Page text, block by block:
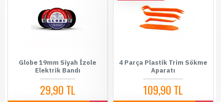
Globe 19mm Siyah İzole
Elektrik Bandı
29,90 TL
4 Parça Plastik Trim Sökme
Aparatı
109,90 TL